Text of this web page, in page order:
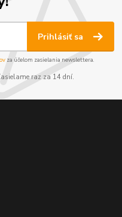
Prihlásiť sa
za účelom zasielania newslettera.
raz za 14 dní.